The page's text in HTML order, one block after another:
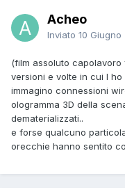
Acheo
Inviato 10 Giugno
(film assoluto
versioni e volte in cui l ho
immagino connessioni
ologramma 3D della
dematerializzati..
e forse qualcuno
orecchie hanno sentito